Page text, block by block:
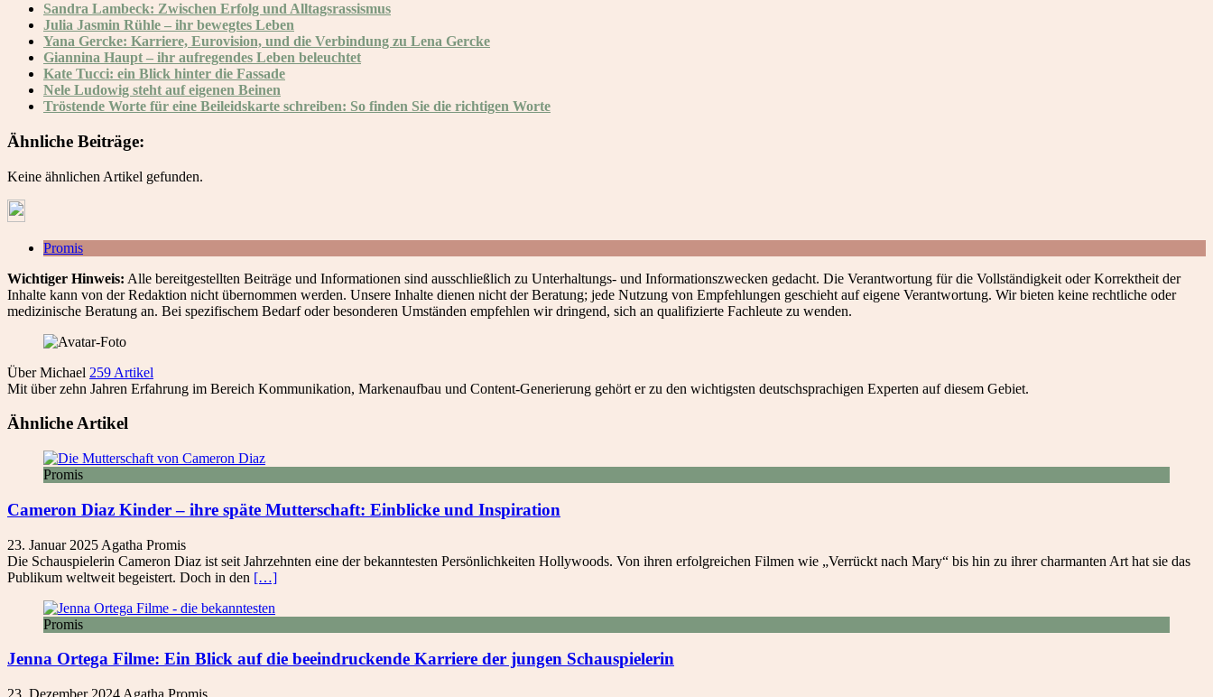
Sandra Lambeck: Zwischen Erfolg und Alltagsrassismus
Julia Jasmin Rühle – ihr bewegtes Leben
Yana Gercke: Karriere, Eurovision, und die Verbindung zu Lena Gercke
Giannina Haupt – ihr aufregendes Leben beleuchtet
Kate Tucci: ein Blick hinter die Fassade
Nele Ludowig steht auf eigenen Beinen
Tröstende Worte für eine Beileidskarte schreiben: So finden Sie die richtigen Worte
Ähnliche Beiträge:
Keine ähnlichen Artikel gefunden.
Promis
Wichtiger Hinweis: Alle bereitgestellten Beiträge und Informationen sind ausschließlich zu Unterhaltungs- und Informationszwecken gedacht. Die Verantwortung für die Vollständigkeit oder Korrektheit der
Inhalte kann von der Redaktion nicht übernommen werden. Unsere Inhalte dienen nicht der Beratung; jede Nutzung von Empfehlungen geschieht auf eigene Verantwortung. Wir bieten keine rechtliche oder
medizinische Beratung an. Bei spezifischem Bedarf oder besonderen Umständen empfehlen wir dringend, sich an qualifizierte Fachleute zu wenden.
Über Michael 259 Artikel
Mit über zehn Jahren Erfahrung im Bereich Kommunikation, Markenaufbau und Content-Generierung gehört er zu den wichtigsten deutschsprachigen Experten auf diesem Gebiet.
Ähnliche Artikel
Promis
Cameron Diaz Kinder – ihre späte Mutterschaft: Einblicke und Inspiration
23. Januar 2025 Agatha Promis
Die Schauspielerin Cameron Diaz ist seit Jahrzehnten eine der bekanntesten Persönlichkeiten Hollywoods. Von ihren erfolgreichen Filmen wie „Verrückt nach Mary“ bis hin zu ihrer charmanten Art hat sie das
Publikum weltweit begeistert. Doch in den […]
Promis
Jenna Ortega Filme: Ein Blick auf die beeindruckende Karriere der jungen Schauspielerin
23. Dezember 2024 Agatha Promis